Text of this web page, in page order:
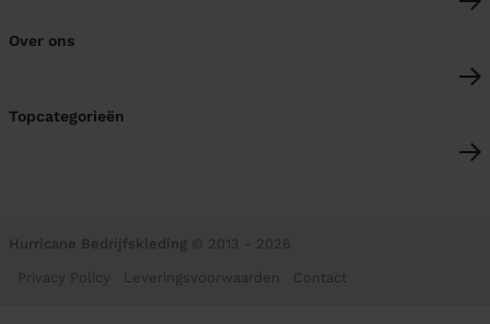
Over ons
Topcategorieën
Hurricane Bedrijfskleding © 2013 - 2026
Privacy Policy Leveringsvoorwaarden Contact